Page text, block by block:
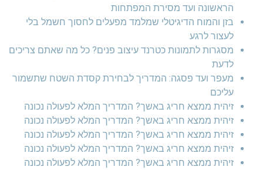
הראשונה ועד מסירת המפתחות
בזן והמוח הדיגיטלי שמלמד מפעלים לחסוך חשמל בלי
לעצור לרגע
מסגרות לתמונות כטרנד עיצוב פנים? כל מה שאתם צריכים
לדעת
מעפר ועד פסגה: המדריך לבחירת קסדת השטח שתשמור
עליכם
זיהית ממצא חריג באשך? המדריך המלא לפעולה נכונה
זיהית ממצא חריג באשך? המדריך המלא לפעולה נכונה
זיהית ממצא חריג באשך? המדריך המלא לפעולה נכונה
זיהית ממצא חריג באשך? המדריך המלא לפעולה נכונה
זיהית ממצא חריג באשך? המדריך המלא לפעולה נכונה